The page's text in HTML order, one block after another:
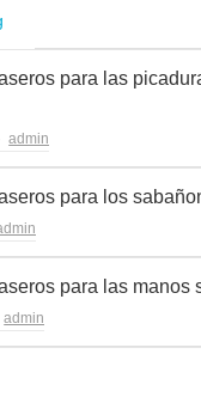
para las
Author
admin
para los
para las manos
Author
admin